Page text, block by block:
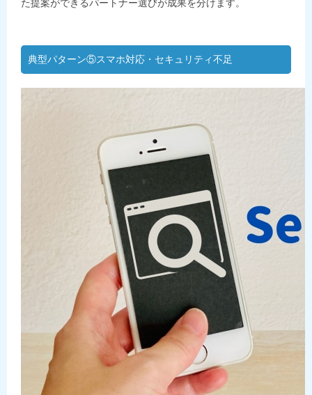
た提案ができるパートナー選びが成果を分けます。
典型パターン⑤スマホ対応・セキュリティ不足